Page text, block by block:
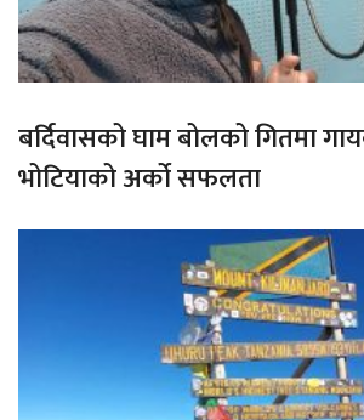
बर्दिवासको घाम बोलको गितमा
भोटियाको अर्को सफलता